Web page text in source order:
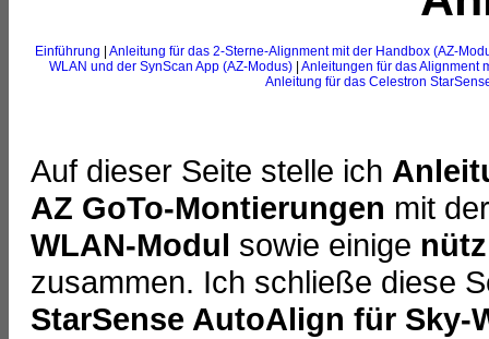
Einführung
Anleitung für das 2-Sterne-Alignment mit der Handbox (AZ-
WLAN und der SynScan App (AZ-Modus)| Anleitungen für das Alignment
Anleitung für das Celestron
Auf dieser Seite stelle ich
AZ GoTo-Montierungen mit
WLAN-Modul sowie einige
zusammen. Ich schließe diese
StarSense AutoAlign für Sky-